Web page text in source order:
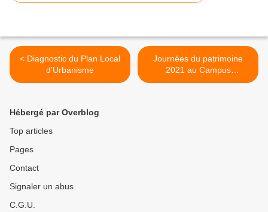
< Diagnostic du Plan Local
d'Urbanisme
Journées du patrimoine
2021 au Campus
Condorcet >
Hébergé par Overblog
Top articles
Pages
Contact
Signaler un abus
C.G.U.